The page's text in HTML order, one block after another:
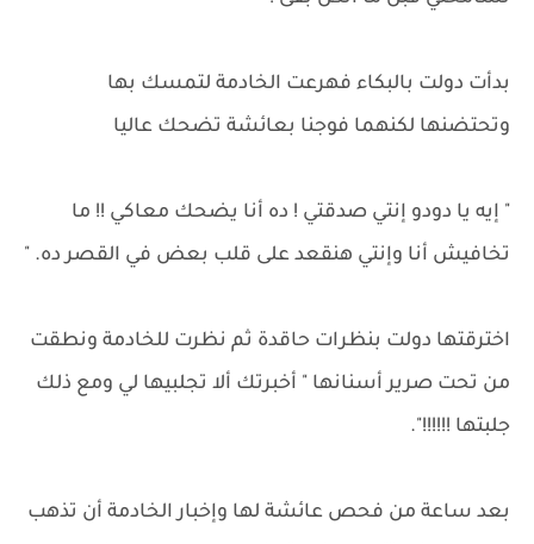
بدأت دولت بالبكاء فهرعت الخادمة لتمسك بها
وتحتضنها لكنهما فوجنا بعائشة تضحك عاليا
" إيه يا دودو إنتي صدقتي ! ده أنا يضحك معاكي !! ما
تخافيش أنا وإنتي هنقعد على قلب بعض في القصر ده. "
اخترقتها دولت بنظرات حاقدة ثم نظرت للخادمة ونطقت
من تحت صرير أسنانها " أخبرتك ألا تجلبيها لي ومع ذلك
جلبتها !!!!!!".
بعد ساعة من فحص عائشة لها وإخبار الخادمة أن تذهب